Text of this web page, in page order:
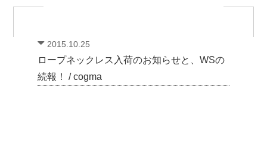
2015.10.25
ロープネックレス入荷のお知らせと、WSの
続報！ / cogma